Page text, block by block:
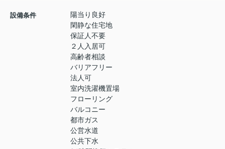
設備条件
陽当り良好
閑静な住宅地
保証人不要
２人入居可
高齢者相談
バリアフリー
法人可
室内洗濯機置場
フローリング
バルコニー
都市ガス
公営水道
公共下水